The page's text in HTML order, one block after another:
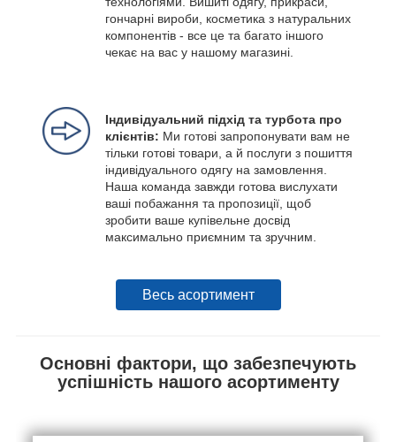
гончарні вироби, косметика з натуральних
компонентів - все це та багато іншого
чекає на вас у нашому магазині.
Індивідуальний підхід та турбота про
клієнтів: Ми готові запропонувати вам не
тільки готові товари, а й послуги з пошиття
індивідуального одягу на замовлення.
Наша команда завжди готова вислухати
ваші побажання та пропозиції, щоб
зробити ваше купівельне досвід
максимально приємним та зручним.
Весь асортимент
Основні фактори, що забезпечують
успішність нашого асортименту